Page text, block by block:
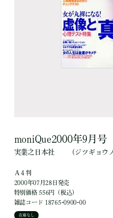
moniQue2000年9月号
実業之日本社 （ジツギョウ
Ａ４判
2000年07月28日発売
特別価格 556円（税込）
雑誌コード 18765-0900-00
在庫なし